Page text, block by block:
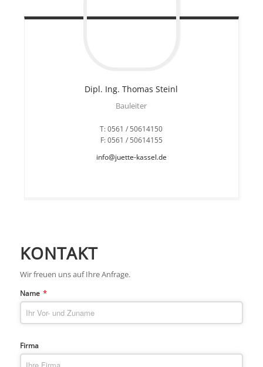
Dipl. Ing. Thomas Steinl
Bauleiter
T: 0561 / 50614150
F: 0561 / 50614155
info@juette-kassel.de
KONTAKT
Wir freuen uns auf Ihre Anfrage.
Name *
Firma